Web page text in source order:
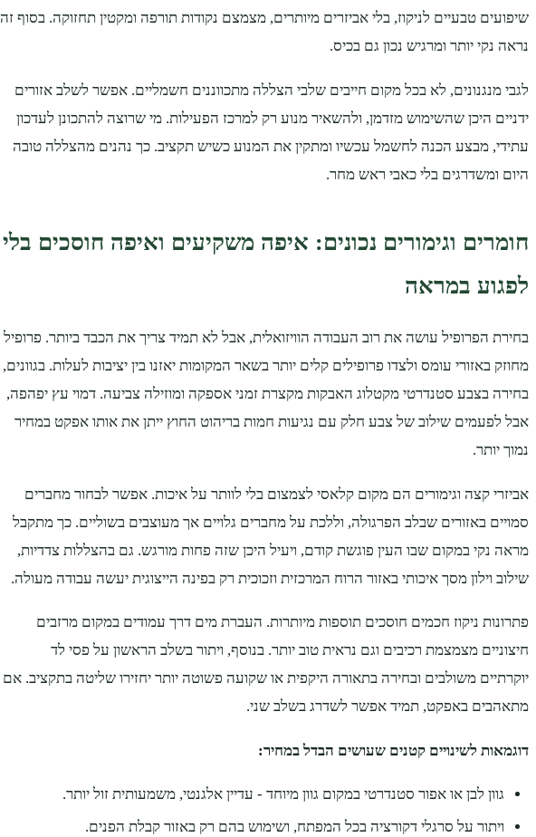
שיפועים טבעיים לניקוז, בלי אביזרים מיותרים, מצמצם נקודות תורפה ומקטין תחזוקה. בסוף זה
נראה נקי יותר ומרגיש נכון גם בכיס.
לגבי מנגנונים, לא בכל מקום חייבים שלבי הצללה מתכווננים חשמליים. אפשר לשלב אזורים
ידניים היכן שהשימוש מזדמן, ולהשאיר מנוע רק למרכז הפעילות. מי שרוצה להתכונן לעדכון
עתידי, מבצע הכנה לחשמל עכשיו ומתקין את המנוע כשיש תקציב. כך נהנים מהצללה טובה
היום ומשדרגים בלי כאבי ראש מחר.
חומרים וגימורים נכונים: איפה משקיעים ואיפה חוסכים בלי
לפגוע במראה
בחירת הפרופיל עושה את רוב העבודה הוויזואלית, אבל לא תמיד צריך את הכבד ביותר. פרופיל
מחוזק באזורי עומס ולצדו פרופילים קלים יותר בשאר המקומות יאזנו בין יציבות לעלות. בגוונים,
בחירה בצבע סטנדרטי מקטלוג האבקות מקצרת זמני אספקה ומוזילה צביעה. דמוי עץ יפהפה,
אבל לפעמים שילוב של צבע חלק עם נגיעות חמות בריהוט החוץ ייתן את אותו אפקט במחיר
נמוך יותר.
אביזרי קצה וגימורים הם מקום קלאסי לצמצום בלי לוותר על איכות. אפשר לבחור מחברים
סמויים באזורים שבלב הפרגולה, וללכת על מחברים גלויים אך מעוצבים בשוליים. כך מתקבל
מראה נקי במקום שבו העין פוגשת קודם, ויעיל היכן שזה פחות מורגש. גם בהצללות צדדיות,
שילוב וילון מסך איכותי באזור הרוח המרכזית וזכוכית רק בפינה הייצוגית יעשה עבודה מעולה.
פתרונות ניקוז חכמים חוסכים תוספות מיותרות. העברת מים דרך עמודים במקום מרזבים
חיצוניים מצמצמת רכיבים וגם נראית טוב יותר. בנוסף, ויתור בשלב הראשון על פסי לד
יוקרתיים משולבים ובחירה בתאורה היקפית או שקועה פשוטה יותר יחזירו שליטה בתקציב. אם
מתאהבים באפקט, תמיד אפשר לשדרג בשלב שני.
דוגמאות לשינויים קטנים שעושים הבדל במחיר:
גוון לבן או אפור סטנדרטי במקום גוון מיוחד - עדיין אלגנטי, משמעותית זול יותר.
ויתור על סרגלי דקורציה בכל המפתח, ושימוש בהם רק באזור קבלת הפנים.